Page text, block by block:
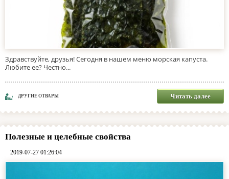
Здравствуйте, друзья! Сегодня в нашем меню морская капуста.
Любите ее? Честно...
ДРУГИЕ ОТВАРЫ Читать далее
Полезные и целебные свойства
2019-07-27 01:26:04